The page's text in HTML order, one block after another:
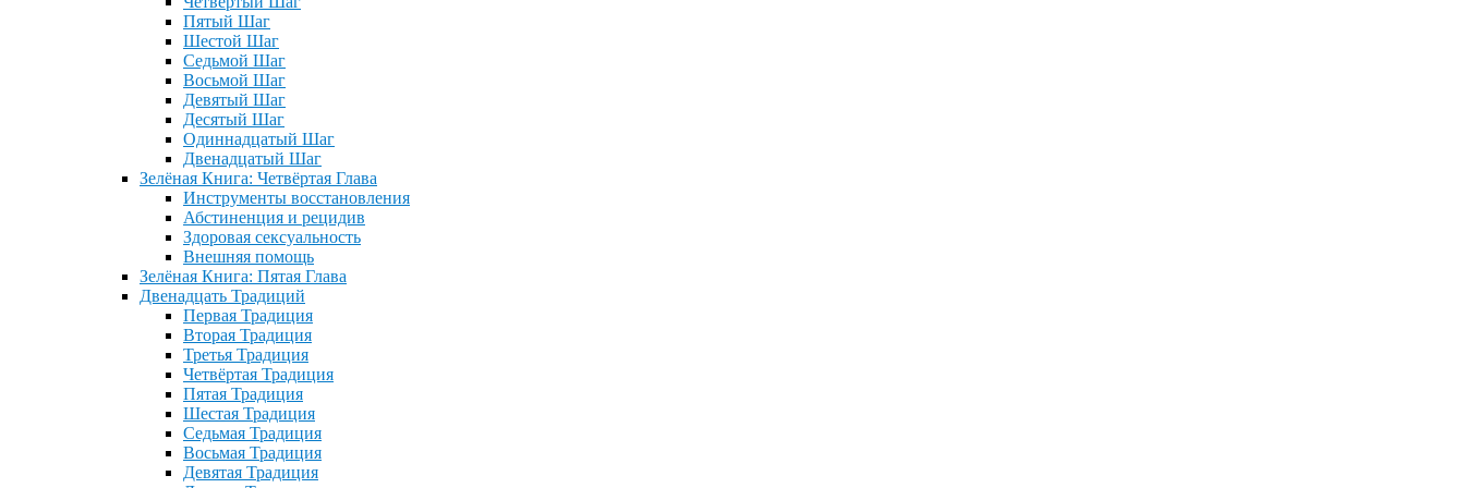
Пятый Шаг
Шестой Шаг
Седьмой Шаг
Восьмой Шаг
Девятый Шаг
Десятый Шаг
Одиннадцатый Шаг
Двенадцатый Шаг
Зелёная Книга: Четвёртая Глава
Инструменты восстановления
Абстиненция и рецидив
Здоровая сексуальность
Внешняя помощь
Зелёная Книга: Пятая Глава
Двенадцать Традиций
Первая Традиция
Вторая Традиция
Третья Традиция
Четвёртая Традиция
Пятая Традиция
Шестая Традиция
Седьмая Традиция
Восьмая Традиция
Девятая Традиция